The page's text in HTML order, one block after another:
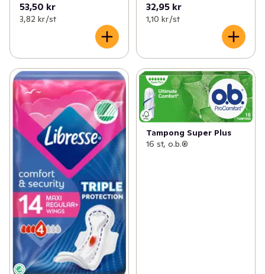
53,50 kr
3,82 kr /st
32,95 kr
1,10 kr /st
Tampong Super Plus
16 st, o.b.®